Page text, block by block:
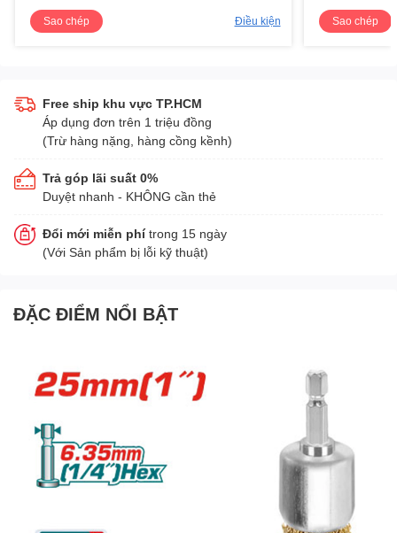
Sao chép Điều kiện Sao chép
Free ship khu vực TP.HCM
Áp dụng đơn trên 1 triệu đồng
(Trừ hàng nặng, hàng cồng kềnh)
Trả góp lãi suất 0%
Duyệt nhanh - KHÔNG cần thẻ
Đổi mới miễn phítrong 15 ngày
(Với Sản phẩm bị lỗi kỹ thuật)
ĐẶC ĐIỂM NỔI BẬT